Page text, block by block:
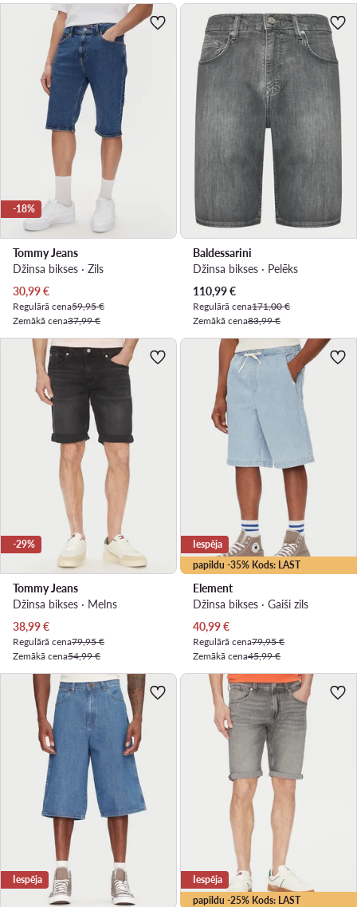
-18%
Tommy Jeans
Džinsa bikses · Zils
Pašreizējā cena
30,99€
Regulārā cena59,95 €
Zemākā cena37,99 €
Baldessarini
Džinsa bikses · Pelēks
Pašreizējā cena
110,99€
Regulārā cena171,00 €
Zemākā cena83,99 €
-29%
Tommy Jeans
Džinsa bikses · Melns
Pašreizējā cena
38,99€
Regulārā cena79,95 €
Zemākā cena54,99 €
papildu -35% Kods: LAST
Iespēja
Element
Džinsa bikses · Gaiši zils
Pašreizējā cena
40,99€
Regulārā cena79,95 €
Zemākā cena45,99 €
Iespēja
papildu -25% Kods: LAST
Iespēja